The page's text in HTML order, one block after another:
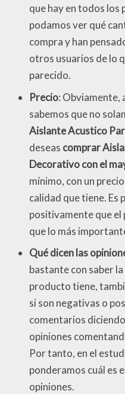
que hay en todos
podamos ver qué
compra y han
otros usuarios de lo
parecido.
Precio: Obviamente,
sabemos que no
Aislante Acustico
deseas comprar
Decorativo con el
mínimo, con un
calidad que tiene. Es
positivamente que el
que lo más
Qué dicen las
bastante con saber
producto tiene,
si son negativas o
comentarios
opiniones
Por tanto, en el
ponderamos cuál es
opiniones.